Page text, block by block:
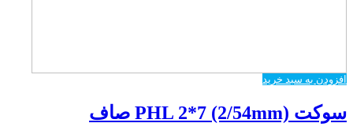
افزودن به سبد خرید
سوکت PHL 2*7 (2/54mm) صاف